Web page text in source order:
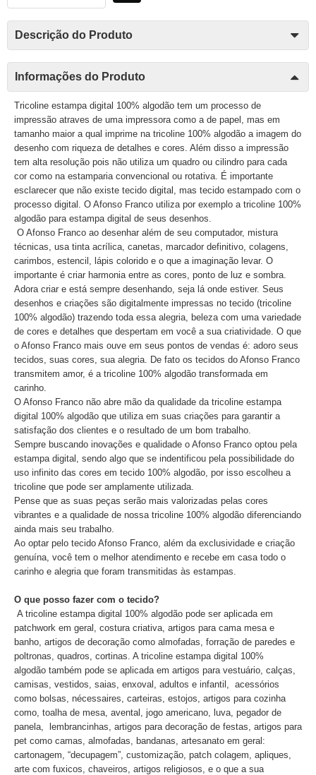
Descrição do Produto
Informações do Produto
Tricoline estampa digital 100% algodão tem um processo de
impressão atraves de uma impressora como a de papel, mas em
tamanho maior a qual imprime na tricoline 100% algodão a imagem do
desenho com riqueza de detalhes e cores. Além disso a impressão
tem alta resolução pois não utiliza um quadro ou cilindro para cada
cor como na estamparia convencional ou rotativa. É importante
esclarecer que não existe tecido digital, mas tecido estampado com o
processo digital. O Afonso Franco utiliza por exemplo a tricoline 100%
algodão para estampa digital de seus desenhos.
O Afonso Franco ao desenhar além de seu computador, mistura
técnicas, usa tinta acrílica, canetas, marcador definitivo, colagens,
carimbos, estencil, lápis colorido e o que a imaginação levar. O
importante é criar harmonia entre as cores, ponto de luz e sombra.
Adora criar e está sempre desenhando, seja lá onde estiver. Seus
desenhos e criações são digitalmente impressas no tecido (tricoline
100% algodão) trazendo toda essa alegria, beleza com uma variedade
de cores e detalhes que despertam em você a sua criatividade. O que
o Afonso Franco mais ouve em seus pontos de vendas é: adoro seus
tecidos, suas cores, sua alegria. De fato os tecidos do Afonso Franco
transmitem amor, é a tricoline 100% algodão transformada em
carinho.
O Afonso Franco não abre mão da qualidade da tricoline estampa
digital 100% algodão que utiliza em suas criações para garantir a
satisfação dos clientes e o resultado de um bom trabalho.
Sempre buscando inovações e qualidade o Afonso Franco optou pela
estampa digital, sendo algo que se indentificou pela possibilidade do
uso infinito das cores em tecido 100% algodão, por isso escolheu a
tricoline que pode ser amplamente utilizada.
Pense que as suas peças serão mais valorizadas pelas cores
vibrantes e a qualidade de nossa tricoline 100% algodão diferenciando
ainda mais seu trabalho.
Ao optar pelo tecido Afonso Franco, além da exclusividade e criação
genuína, você tem o melhor atendimento e recebe em casa todo o
carinho e alegria que foram transmitidas às estampas.
O que posso fazer com o tecido?
A tricoline estampa digital 100% algodão pode ser aplicada em
patchwork em geral, costura criativa, artigos para cama mesa e
banho, artigos de decoração como almofadas, forração de paredes e
poltronas, quadros, cortinas. A tricoline estampa digital 100%
algodão também pode se aplicada em artigos para vestuário, calças,
camisas, vestidos, saias, enxoval, adultos e infantil, acessórios
como bolsas, nécessaires, carteiras, estojos, artigos para cozinha
como, toalha de mesa, avental, jogo americano, luva, pegador de
panela, lembrancinhas, artigos para decoração de festas, artigos para
pet como camas, almofadas, bandanas, artesanato em geral:
cartonagem, “decupagem”, customização, patch colagem, apliques,
arte com fuxicos, chaveiros, artigos religiosos, e o que a sua